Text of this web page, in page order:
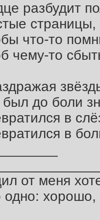
разбудит
страницы,
что-то
чему-то
до боли
в
в
от меня
одно: